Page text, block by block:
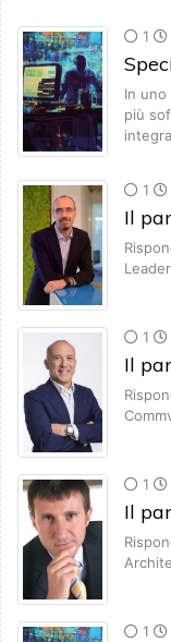
1
In
più
1
Il
1
Il
1
Il
1